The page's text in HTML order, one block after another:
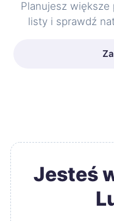
Planujesz większe
listy i sprawdź
Jesteś